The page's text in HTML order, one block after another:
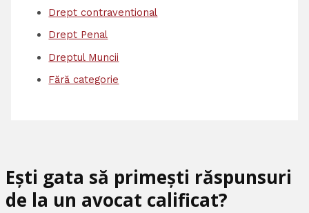
Drept contraventional
Drept Penal
Dreptul Muncii
Fără categorie
Ești gata să primești răspunsuri
de la un avocat calificat?